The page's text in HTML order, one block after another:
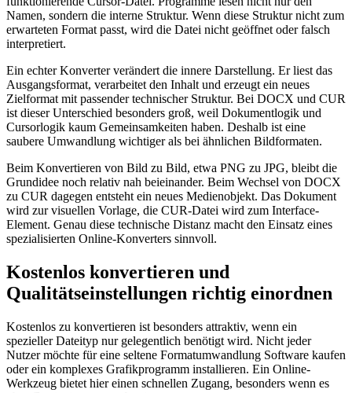
Namen, sondern die interne Struktur. Wenn diese Struktur nicht zum
erwarteten Format passt, wird die Datei nicht geöffnet oder falsch
interpretiert.
Ein echter Konverter verändert die innere Darstellung. Er liest das
Ausgangsformat, verarbeitet den Inhalt und erzeugt ein neues
Zielformat mit passender technischer Struktur. Bei DOCX und CUR
ist dieser Unterschied besonders groß, weil Dokumentlogik und
Cursorlogik kaum Gemeinsamkeiten haben. Deshalb ist eine
saubere Umwandlung wichtiger als bei ähnlichen Bildformaten.
Beim Konvertieren von Bild zu Bild, etwa PNG zu JPG, bleibt die
Grundidee noch relativ nah beieinander. Beim Wechsel von DOCX
zu CUR dagegen entsteht ein neues Medienobjekt. Das Dokument
wird zur visuellen Vorlage, die CUR-Datei wird zum Interface-
Element. Genau diese technische Distanz macht den Einsatz eines
spezialisierten Online-Konverters sinnvoll.
Kostenlos konvertieren und
Qualitätseinstellungen richtig einordnen
Kostenlos zu konvertieren ist besonders attraktiv, wenn ein
spezieller Dateityp nur gelegentlich benötigt wird. Nicht jeder
Nutzer möchte für eine seltene Formatumwandlung Software kaufen
oder ein komplexes Grafikprogramm installieren. Ein Online-
Werkzeug bietet hier einen schnellen Zugang, besonders wenn es